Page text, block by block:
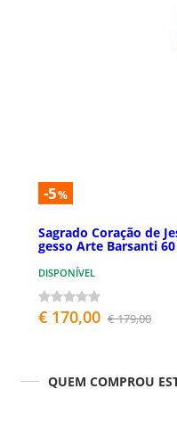
-5%
Sagrado Coração de
gesso Arte Barsanti
DISPONÍVEL
€ 170,00 € 179,00
QUEM COMPROU